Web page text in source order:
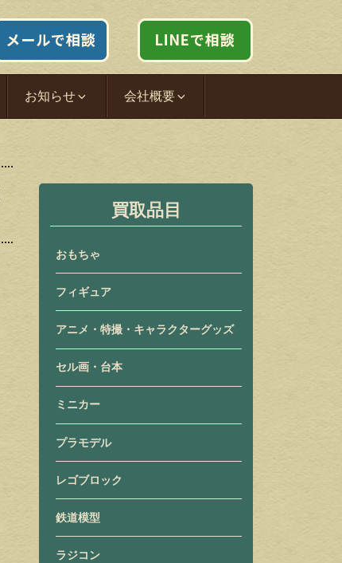
お知らせ 会社概要
買取品目
おもちゃ
フィギュア
アニメ・特撮・キャラクターグッズ
セル画・台本
ミニカー
プラモデル
レゴブロック
鉄道模型
ラジコン